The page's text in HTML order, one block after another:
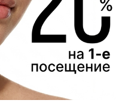
20% НА